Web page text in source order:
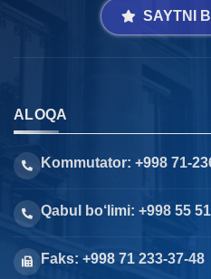
SAYTNI
ALOQA
Kommutator: +998 71-
Qabul bo‘limi: +998 55
Faks: +998 71 233-37-48